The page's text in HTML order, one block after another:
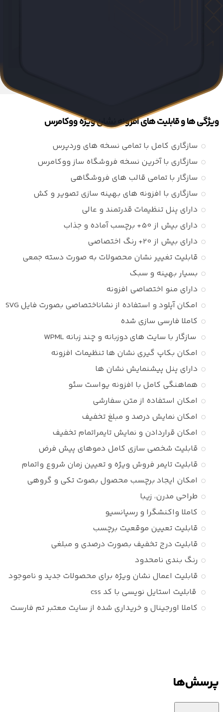
ویژگی ها و قابلیت های افزونه نشان ویژه ووکامرس
سازگاری کامل با تمامی نسخه های وردپرس
سازگاری با آخرین نسخه فروشگاه ساز ووکامرس
سازگار با تمامی قالب های فروشگاهی
سازگاری با افزونه های بهینه سازی تصویر و کش
دارای پنل تنظیمات قدرتمند و عالی
دارای بیش از 50+ برچسب آماده و جذاب
دارای بیش از 20+ رنگ اختصاصی
قابلیت تغییر نشان محصولات به صورت دسته جمعی
بسیار بهینه و سبک
دارای منو اختصاصی افزونه
امکان آپلود و استفاده از نشاناختصاصی بصورت فایل SVG
کاملا فارسی سازی شده
سازگار با سایت های دوزبانه و چند زبانه WPML
امکان بکاپ گیری نشان ها تنظیمات افزونه
دارای پنل پیشنمایش نشان ها
هماهنگی کامل با افزونه یواست سئو
امکان استفاده از متن سفارشی
امکان نمایش درصد و مبلغ تخفیف
امکان قراردادن و نمایش تایمراتمام تخفیف
قابلیت شخصی سازی کامل دموهای پیش فرض
قابلیت تایمر فروش ویژه و تعیین زمان شروع واتمام
امکان ایجاد برچسب محصول بصوت تکی و گروهی
طراحی مدرن، زیبا
کاملا واکنشگرا و رسپانسیو
قابلیت تعیین موقعیت برچسب
قابلیت درج تخفیف بصورت درصدی و مبلغی
رنگ بندی نامحدود
قابلیت اعمال نشان ویژه برای محصولات جدید و ناموجود
قابلیت استایل نویسی با کد css
کاملا اورجینال و خریداری شده از سایت معتبر تم فارست
پرسش‌ها